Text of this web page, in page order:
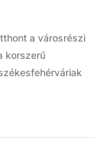
a városrészi
korszerű